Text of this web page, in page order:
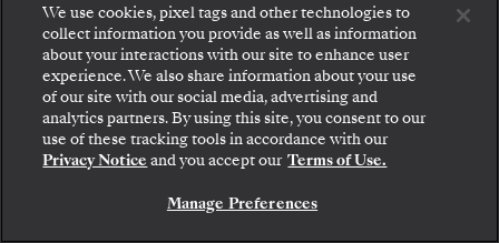
VOIR TOUTES LES OPTIONS DE RESTAURATION
ESPACES PUBLICS
We use cookies, pixel tags and other technologies to
collect information you provide as well as information
about your interactions with our site to enhance user
experience. We also share information about your use
of our site with our social media, advertising and
analytics partners. By using this site, you consent to our
use of these tracking tools in accordance with our
Privacy Notice and you accept our Terms of Use.
Manage Preferences